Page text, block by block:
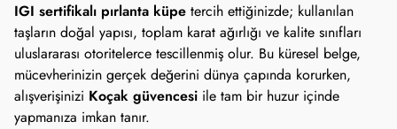
IGI sertifikalı pırlanta küpe tercih ettiğinizde; kullanılan
taşların doğal yapısı, toplam karat ağırlığı ve kalite sınıfları
uluslararası otoritelerce tescillenmiş olur. Bu küresel belge,
mücevherinizin gerçek değerini dünya çapında korurken,
alışverişinizi Koçak güvencesi ile tam bir huzur içinde
yapmanıza imkan tanır.